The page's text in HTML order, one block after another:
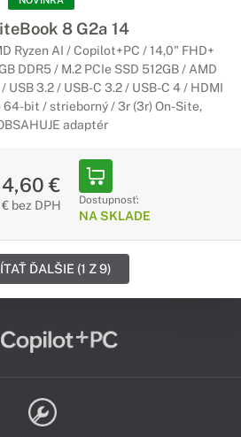
8 G2a 14
Ryzen AI / Copilot+PC / 14,0" FHD+
DDR5 / M.2 PCIe SSD 512GB / AMD
USB 3.2 / USB-C 3.2 / USB-C 4 / HDMI
64-bit / strieborný / 3r (3r) On-Site,
adaptér
€
bez DPH Dostupnosť:
NA SKLADE
ĎALŠIE (1 Z 9)